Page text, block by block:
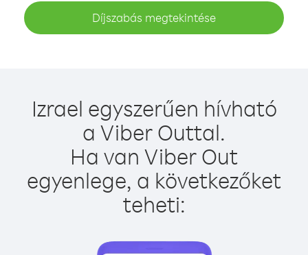
Díjszabás megtekintése
Izrael egyszerűen hívható
a Viber Outtal.
Ha van Viber Out
egyenlege, a következőket
teheti: